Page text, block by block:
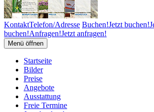
KontaktTelefon/Adresse Buchen!Jetzt buchen!
buchen!Anfragen!Jetzt anfragen!
Menü öffnen
Startseite
Bilder
Preise
Angebote
Ausstattung
Freie Termine